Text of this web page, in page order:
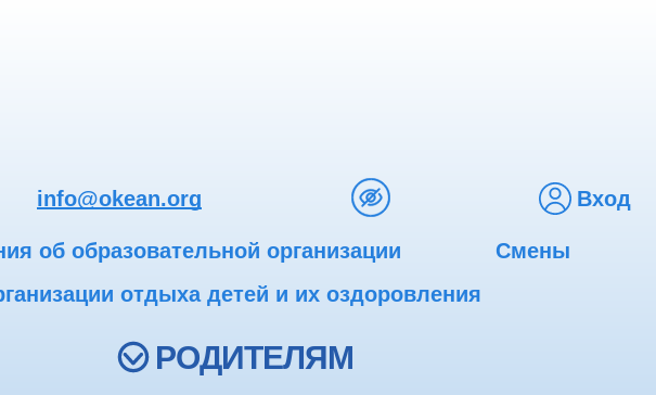
info@okean.org Вход
об образовательной организации
Смены
отдыха детей и их оздоровления
РОДИТЕЛЯМ